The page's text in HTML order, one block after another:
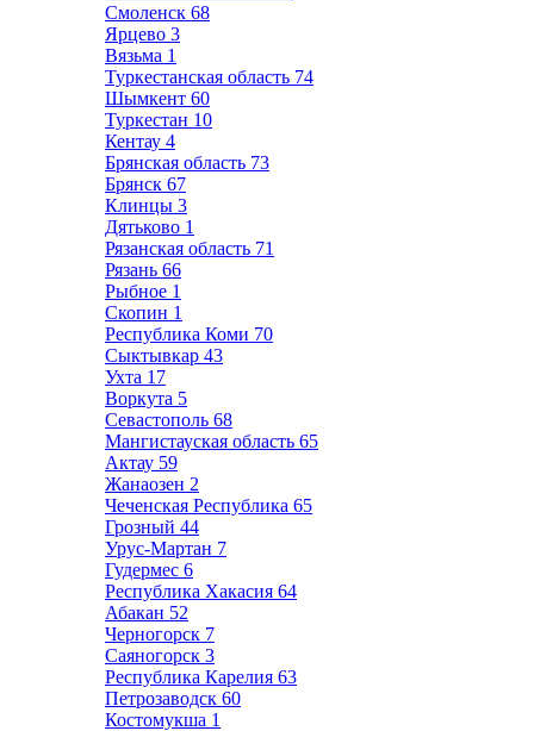
Смоленск 68
Ярцево 3
Вязьма 1
Туркестанская область 74
Шымкент 60
Туркестан 10
Кентау 4
Брянская область 73
Брянск 67
Клинцы 3
Дятьково 1
Рязанская область 71
Рязань 66
Рыбное 1
Скопин 1
Республика Коми 70
Сыктывкар 43
Ухта 17
Воркута 5
Севастополь 68
Мангистауская область 65
Актау 59
Жанаозен 2
Чеченская Республика 65
Грозный 44
Урус-Мартан 7
Гудермес 6
Республика Хакасия 64
Абакан 52
Черногорск 7
Саяногорск 3
Республика Карелия 63
Петрозаводск 60
Костомукша 1